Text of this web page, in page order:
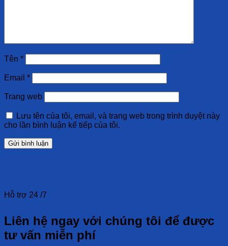
Tên *
Email *
Trang web
Lưu tên của tôi, email, và trang web trong trình duyệt này
cho lần bình luận kế tiếp của tôi.
Hỗ trợ 24 /7
Liên hệ ngay với chúng tôi để được
tư vấn miễn phí